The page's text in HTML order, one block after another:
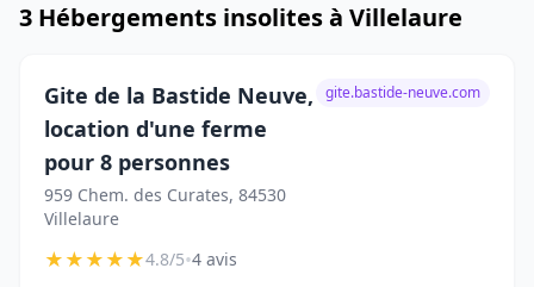
3 Hébergements insolites à Villelaure
Gite de la Bastide Neuve,
location d'une ferme
pour 8 personnes
959 Chem. des Curates, 84530
Villelaure
gite.bastide-neuve.com
★★★★★4.8/5•4 avis